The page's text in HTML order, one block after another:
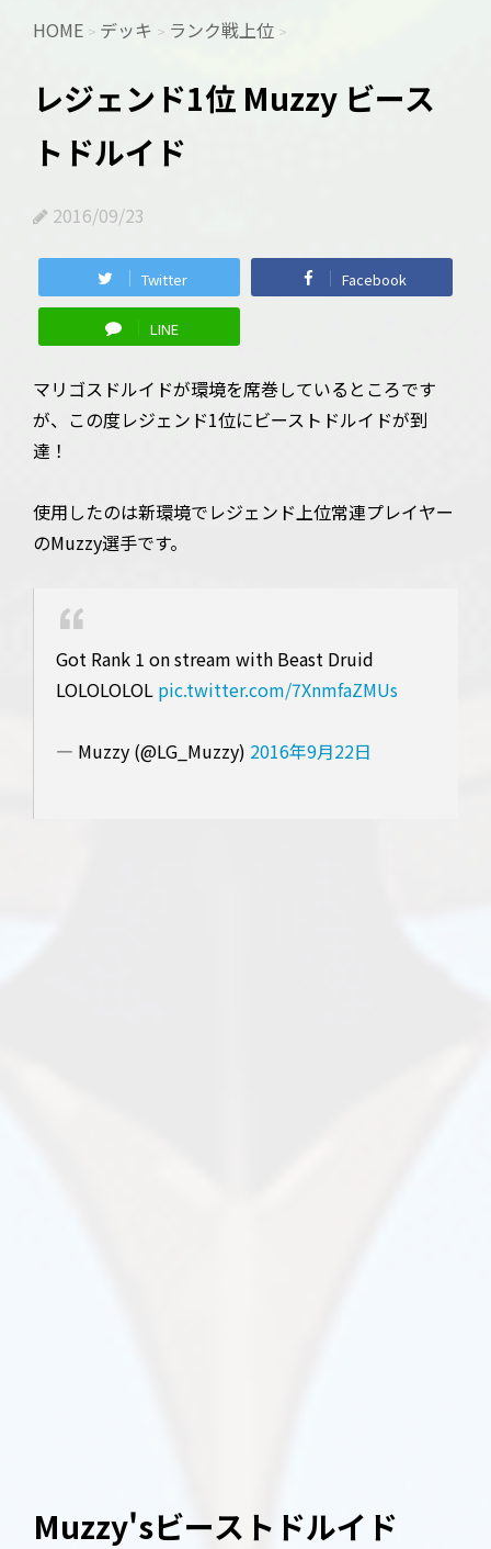
HOME > デッキ > ランク戦上位 >
レジェンド1位 Muzzy ビース
トドルイド
2016/09/23
Twitter Facebook
LINE
マリゴスドルイドが環境を席巻しているところです
が、この度レジェンド1位にビーストドルイドが到
達！
使用したのは新環境でレジェンド上位常連プレイヤー
のMuzzy選手です。
Got Rank 1 on stream with Beast Druid
LOLOLOLOL pic.twitter.com/7XnmfaZMUs
— Muzzy (@LG_Muzzy) 2016年9月22日
Muzzy'sビーストドルイド